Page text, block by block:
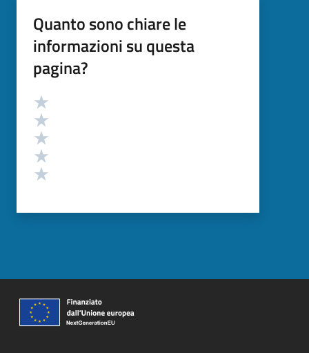
Quanto sono chiare le
informazioni su questa
pagina?
Valutazione